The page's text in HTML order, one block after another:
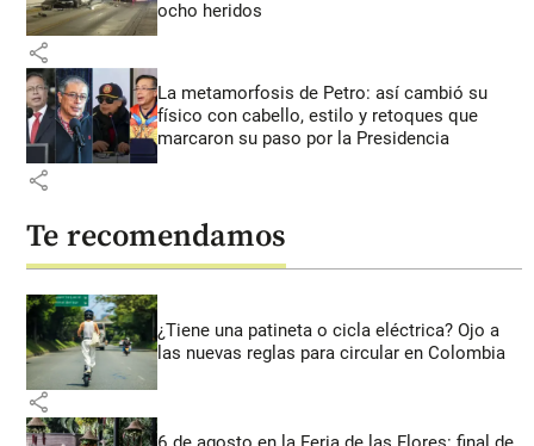
ocho heridos
share
La metamorfosis de Petro: así cambió su
físico con cabello, estilo y retoques que
marcaron su paso por la Presidencia
share
Te recomendamos
¿Tiene una patineta o cicla eléctrica? Ojo a
las nuevas reglas para circular en Colombia
share